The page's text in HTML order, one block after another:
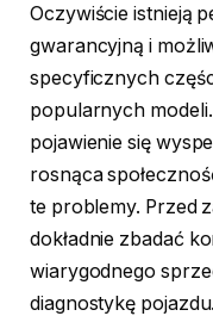
Oczywiście istnieją
gwarancyjną i
specyficznych
popularnych
pojawienie się
rosnąca
te problemy. Przed
dokładnie zbadać
wiarygodnego
diagnostykę pojazdu.